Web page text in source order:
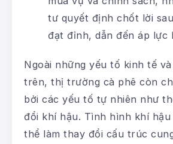
tư quyết định chốt lời
đạt đỉnh, dẫn đến áp lực
Ngoài những yếu tố kinh tế
trên, thị trường cà phê còn
bởi các yếu tố tự nhiên như
đổi khí hậu. Tình hình khí
thể làm thay đổi cấu trúc